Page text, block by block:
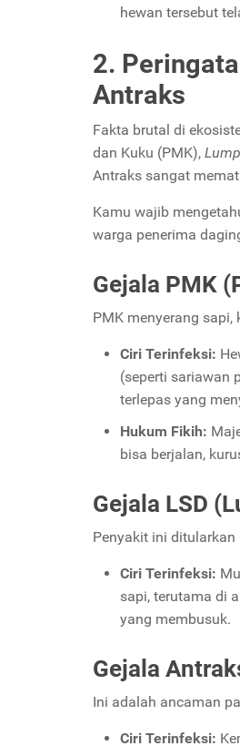
hewan tersebut
2.
Antraks
Fakta brutal di
dan Kuku (PMK),
Antraks sangat
Kamu wajib
warga penerima
Gejala PMK
PMK menyerang
Ciri Terinfeksi:
(seperti sariawan
terlepas yang
Hukum Fikih:
bisa berjalan,
Gejala LSD
Penyakit ini
Ciri Terinfeksi:
sapi, terutama di
yang membusuk.
Gejala
Ini adalah ancaman
Ciri Terinfeksi: